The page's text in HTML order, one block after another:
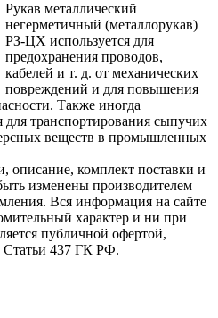
Рукав металлический
негерметичный (металлорукав)
РЗ-ЦХ используется для
предохранения проводов,
кабелей и т. д. от механических
повреждений и для повышения
Также иногда
для транспортирования сыпучих
веществ в промышленных
описание, комплект поставки и
изменены производителем
Вся информация на сайте
характер и ни при
публичной офертой,
Статьи 437 ГК РФ.